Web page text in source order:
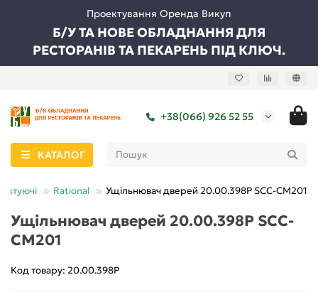
Проектування Оренда Викуп
Б/У ТА НОВЕ ОБЛАДНАННЯ ДЛЯ
РЕСТОРАНІВ ТА ПЕКАРЕНЬ ПІД КЛЮЧ.
+38(066) 926 52 55
КАТАЛОГ
Rational Ущільнювач дверей 20.00.398Р SCC-CM201
Ущільнювач дверей 20.00.398Р SCC-
CM201
Код товару: 20.00.398Р